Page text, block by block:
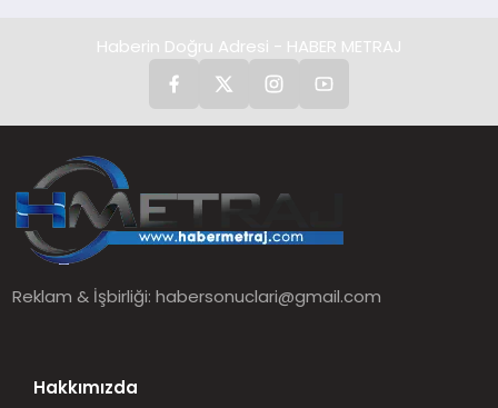
Haberin Doğru Adresi - HABER METRAJ
Reklam & İşbirliği:habersonuclari@gmail.com
Hakkımızda